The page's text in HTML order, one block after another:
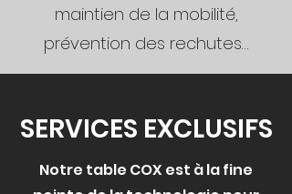
maintien de la mobilité,
prévention des rechutes…
SERVICES EXCLUSIFS
Notre table COX est à la fine